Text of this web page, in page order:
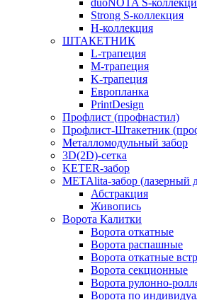
duoNOTA S-
Strong S-коллекция
H-коллекция
ШТАКЕТНИК
L-трапеция
M-трапеция
K-трапеция
Европланка
PrintDesign
Профлист (профнастил)
Профлист-Штакетник
Металломодульный забор
3D(2D)-сетка
KETER-забор
METAlita-забор (лазерный
Абстракция
Живопись
Ворота Калитки
Ворота откатные
Ворота распашные
Ворота откатные
Ворота секционные
Ворота рулонно-
Ворота по